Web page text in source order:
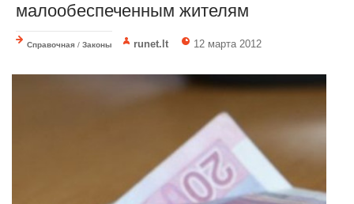
малообеспеченным жителям
Справочная / Законы runet.lt 12 марта 2012